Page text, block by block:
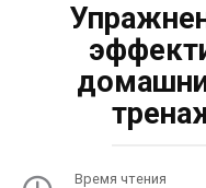
Время чтения